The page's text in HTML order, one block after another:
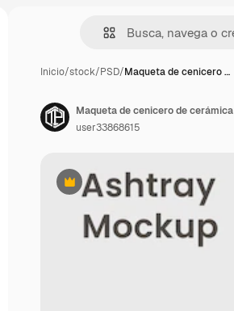
Inicio/stock/PSD/Maqueta de cenicero …
Premium
Maqueta de cenicero de
user33868615